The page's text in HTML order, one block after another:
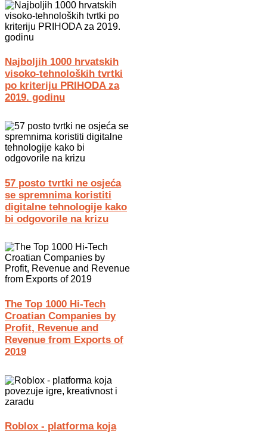
Najboljih 1000 hrvatskih
visoko-tehnoloških tvrtki
po kriteriju PRIHODA za
2019. godinu
57 posto tvrtki ne osjeća
se spremnima koristiti
digitalne tehnologije kako
bi odgovorile na krizu
The Top 1000 Hi-Tech
Croatian Companies by
Profit, Revenue and
Revenue from Exports of
2019
Roblox - platforma koja